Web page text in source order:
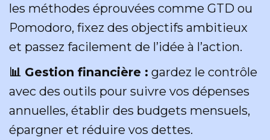
les méthodes éprouvées comme GTD ou
Pomodoro, fixez des objectifs ambitieux
et passez facilement de l’idée à l’action.
📊 Gestion financière : gardez le contrôle
avec des outils pour suivre vos dépenses
annuelles, établir des budgets mensuels,
épargner et réduire vos dettes.